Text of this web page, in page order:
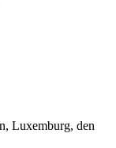
Luxemburg, den